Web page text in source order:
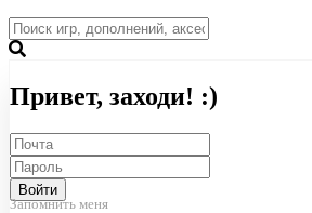
Привет, заходи! :)
Войти
Запомнить меня